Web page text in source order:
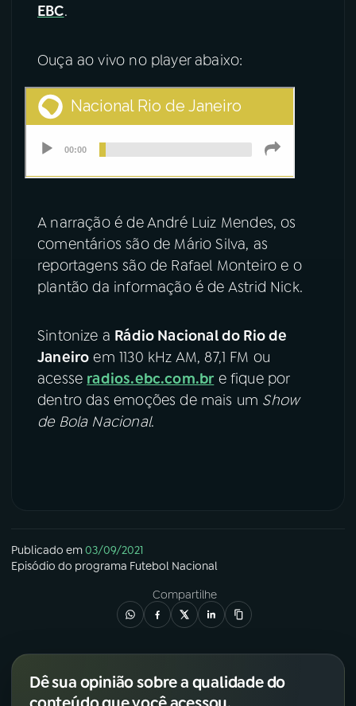
EBC.
Ouça ao vivo no player abaixo:
A narração é de André Luiz Mendes, os
comentários são de Mário Silva, as
reportagens são de Rafael Monteiro e o
plantão da informação é de Astrid Nick.
Sintonize a Rádio Nacional do Rio de
Janeiro em 1130 kHz AM, 87,1 FM ou
acesse radios.ebc.com.br e fique por
dentro das emoções de mais um Show
de Bola Nacional.
Publicado em03/09/2021
Episódio do programa Futebol Nacional
Compartilhe
Dê sua opinião sobre a qualidade do